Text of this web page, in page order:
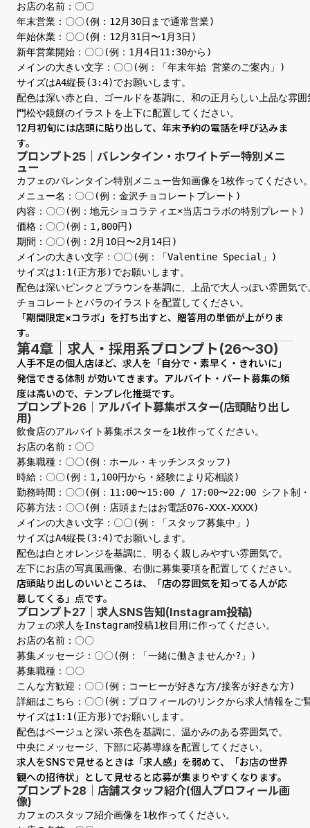
お店の名前：〇〇
年末営業：〇〇(例：12月30日まで通常営業)
年始休業：〇〇(例：12月31日〜1月3日)
新年営業開始：〇〇(例：1月4日11:30から)
メインの大きい文字：〇〇(例：「年末年始 営業のご案内」)
サイズはA4縦長(3:4)でお願いします。
配色は深い赤と白、ゴールドを基調に、和の正月らしい上品な雰囲
門松や鏡餅のイラストを上下に配置してください。
12月初旬には店頭に貼り出して、年末予約の電話を呼び込みま
す。
プロンプト25｜バレンタイン・ホワイトデー特別メニ
ュー
カフェのバレンタイン特別メニュー告知画像を1枚作ってください
メニュー名：〇〇(例：金沢チョコレートプレート)
内容：〇〇(例：地元ショコラティエ×当店コラボの特別プレート)
価格：〇〇(例：1,800円)
期間：〇〇(例：2月10日〜2月14日)
メインの大きい文字：〇〇(例：「Valentine Special」)
サイズは1:1(正方形)でお願いします。
配色は深いピンクとブラウンを基調に、上品で大人っぽい雰囲気で
チョコレートとバラのイラストを配置してください。
「期間限定×コラボ」を打ち出すと、贈答用の単価が上がりま
す。
第4章｜求人・採用系プロンプト(26〜30)
人手不足の個人店ほど、求人を「自分で・素早く・きれいに」
発信できる体制 が効いてきます。アルバイト・パート募集の頻
度は高いので、テンプレ化推奨です。
プロンプト26｜アルバイト募集ポスター(店頭貼り出し
用)
飲食店のアルバイト募集ポスターを1枚作ってください。
お店の名前：〇〇
募集職種：〇〇(例：ホール・キッチンスタッフ)
時給：〇〇(例：1,100円から・経験により応相談)
勤務時間：〇〇(例：11:00〜15:00 / 17:00〜22:00 シフト制
応募方法：〇〇(例：店頭またはお電話076-XXX-XXXX)
メインの大きい文字：〇〇(例：「スタッフ募集中」)
サイズはA4縦長(3:4)でお願いします。
配色は白とオレンジを基調に、明るく親しみやすい雰囲気で。
左下にお店の写真風画像、右側に募集要項を配置してください。
店頭貼り出しのいいところは、「店の雰囲気を知ってる人が応
募してくる」点です。
プロンプト27｜求人SNS告知(Instagram投稿)
カフェの求人をInstagram投稿1枚目用に作ってください。
お店の名前：〇〇
募集メッセージ：〇〇(例：「一緒に働きませんか?」)
募集職種：〇〇
こんな方歓迎：〇〇(例：コーヒーが好きな方/接客が好きな方)
詳細はこちら：〇〇(例：プロフィールのリンクから求人情報をご
サイズは1:1(正方形)でお願いします。
配色はベージュと深い茶色を基調に、温かみのある雰囲気で。
中央にメッセージ、下部に応募導線を配置してください。
求人をSNSで見せるときは「求人感」を弱めて、「お店の世界
観への招待状」として見せると応募が集まりやすくなります。
プロンプト28｜店舗スタッフ紹介(個人プロフィール画
像)
カフェのスタッフ紹介画像を1枚作ってください。